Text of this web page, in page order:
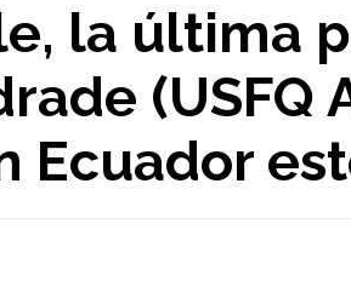
la última
(USFQ
Ecuador